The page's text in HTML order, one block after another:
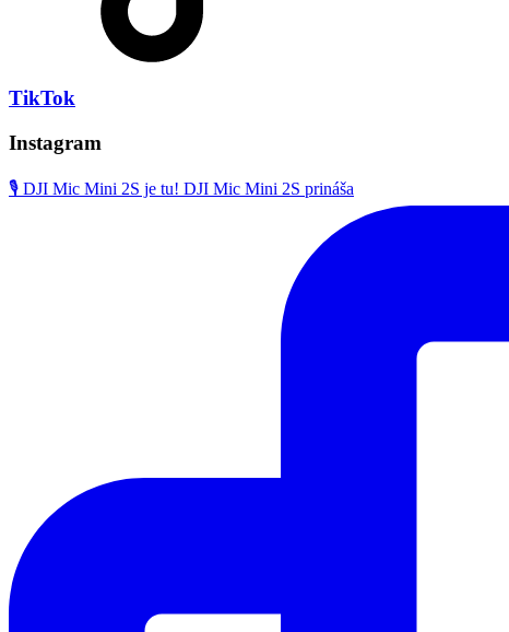
TikTok
Instagram
🎙️ DJI Mic Mini 2S je tu! DJI Mic Mini 2S prináša